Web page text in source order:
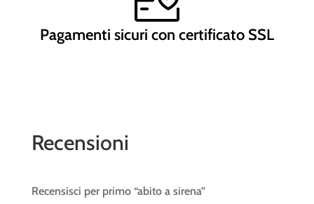
Pagamenti sicuri con certificato SSL
Recensioni
Recensisci per primo “abito a sirena”